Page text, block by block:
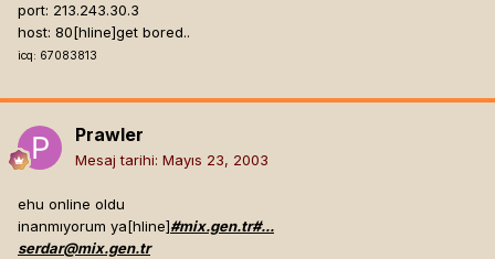
port: 213.243.30.3
host: 80[hline]get bored..
icq: 67083813
Prawler
Mesaj tarihi: Mayıs 23, 2003
ehu online oldu
inanmıyorum ya[hline]#mix.gen.tr#...
serdar@mix.gen.tr